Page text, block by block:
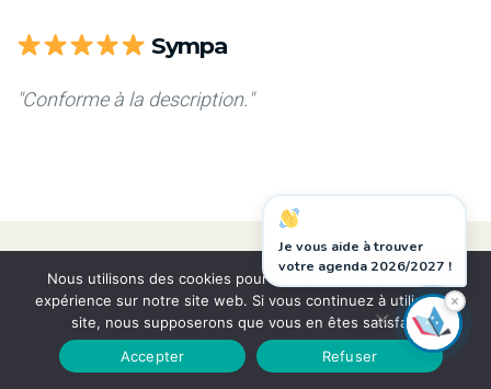
Je vous aide à trouver
votre agenda 2026/2027 !
×
Sympa
"Conforme à la description."
Collection
Agendas 2025-2026
Nous utilisons des cookies pour vous garantir la meilleure
expérience sur notre site web. Si vous continuez à utiliser ce
site, nous supposerons que vous en êtes satisfait.
Accepter
Refuser